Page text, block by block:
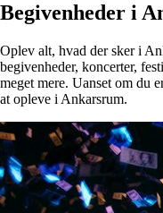
Begivenheder i
Oplev alt, hvad der sker i
begivenheder, koncerter,
meget mere. Uanset om du
at opleve i Ankarsrum.